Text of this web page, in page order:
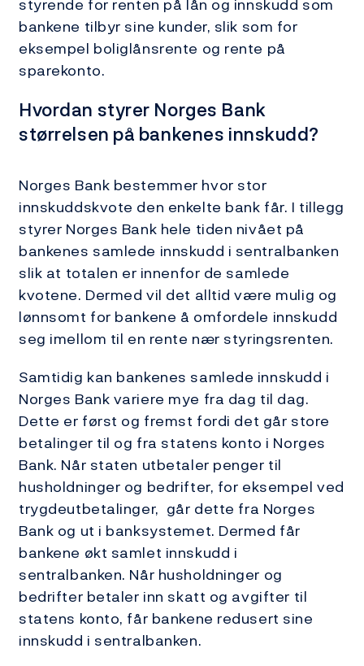
bankene tilbyr sine kunder, slik som for
eksempel boliglånsrente og rente på
sparekonto.
Hvordan styrer Norges Bank
størrelsen på bankenes innskudd?
Norges Bank bestemmer hvor stor
innskuddskvote den enkelte bank får. I tillegg
styrer Norges Bank hele tiden nivået på
bankenes samlede innskudd i sentralbanken
slik at totalen er innenfor de samlede
kvotene. Dermed vil det alltid være mulig og
lønnsomt for bankene å omfordele innskudd
seg imellom til en rente nær styringsrenten.
Samtidig kan bankenes samlede innskudd i
Norges Bank variere mye fra dag til dag.
Dette er først og fremst fordi det går store
betalinger til og fra statens konto i Norges
Bank. Når staten utbetaler penger til
husholdninger og bedrifter, for eksempel ved
trygdeutbetalinger, går dette fra Norges
Bank og ut i banksystemet. Dermed får
bankene økt samlet innskudd i
sentralbanken. Når husholdninger og
bedrifter betaler inn skatt og avgifter til
statens konto, får bankene redusert sine
innskudd i sentralbanken.